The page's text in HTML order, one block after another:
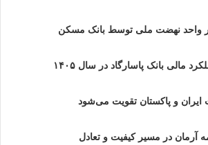
مالی بانک پاسارگاد در سال ۱۴۰۵
و پاکستان تقویت می‌شود
آرمان در مسیر کیفیت و تعادل